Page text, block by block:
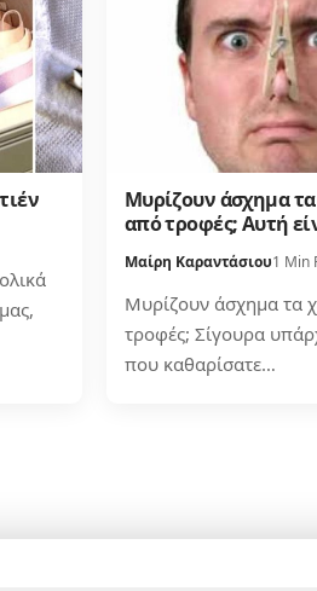
Μυρίζουν άσχημα τα
από τροφές; Αυτή
Μαίρη Καραντάσιου1 Min
Μυρίζουν άσχημα τα
τροφές; Σίγουρα
που καθαρίσατε…